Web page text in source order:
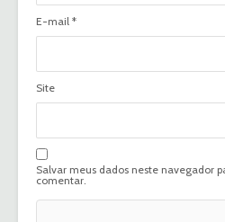
E-mail *
Site
Salvar meus dados neste navegador
comentar.